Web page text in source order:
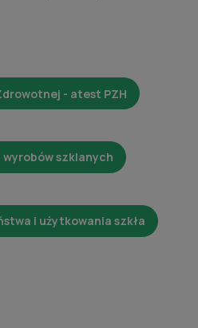
- atest PZH
szklanych
i użytkowania szkła